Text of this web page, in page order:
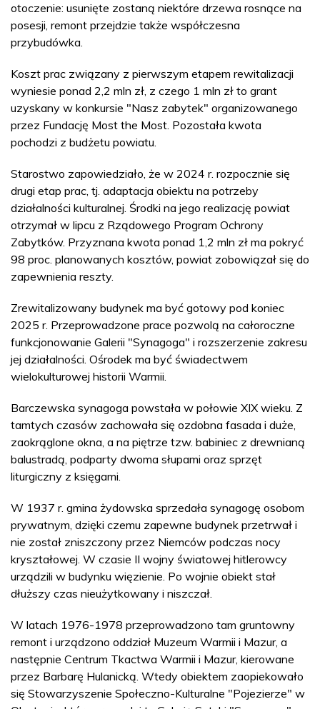
otoczenie: usunięte zostaną niektóre drzewa rosnące na
posesji, remont przejdzie także współczesna
przybudówka.
Koszt prac związany z pierwszym etapem rewitalizacji
wyniesie ponad 2,2 mln zł, z czego 1 mln zł to grant
uzyskany w konkursie "Nasz zabytek" organizowanego
przez Fundację Most the Most. Pozostała kwota
pochodzi z budżetu powiatu.
Starostwo zapowiedziało, że w 2024 r. rozpocznie się
drugi etap prac, tj. adaptacja obiektu na potrzeby
działalności kulturalnej. Środki na jego realizację powiat
otrzymał w lipcu z Rządowego Program Ochrony
Zabytków. Przyznana kwota ponad 1,2 mln zł ma pokryć
98 proc. planowanych kosztów, powiat zobowiązał się do
zapewnienia reszty.
Zrewitalizowany budynek ma być gotowy pod koniec
2025 r. Przeprowadzone prace pozwolą na całoroczne
funkcjonowanie Galerii "Synagoga" i rozszerzenie zakresu
jej działalności. Ośrodek ma być świadectwem
wielokulturowej historii Warmii.
Barczewska synagoga powstała w połowie XIX wieku. Z
tamtych czasów zachowała się ozdobna fasada i duże,
zaokrąglone okna, a na piętrze tzw. babiniec z drewnianą
balustradą, podparty dwoma słupami oraz sprzęt
liturgiczny z księgami.
W 1937 r. gmina żydowska sprzedała synagogę osobom
prywatnym, dzięki czemu zapewne budynek przetrwał i
nie został zniszczony przez Niemców podczas nocy
kryształowej. W czasie II wojny światowej hitlerowcy
urządzili w budynku więzienie. Po wojnie obiekt stał
dłuższy czas nieużytkowany i niszczał.
W latach 1976-1978 przeprowadzono tam gruntowny
remont i urządzono oddział Muzeum Warmii i Mazur, a
następnie Centrum Tkactwa Warmii i Mazur, kierowane
przez Barbarę Hulanicką. Wtedy obiektem zaopiekowało
się Stowarzyszenie Społeczno-Kulturalne "Pojezierze" w